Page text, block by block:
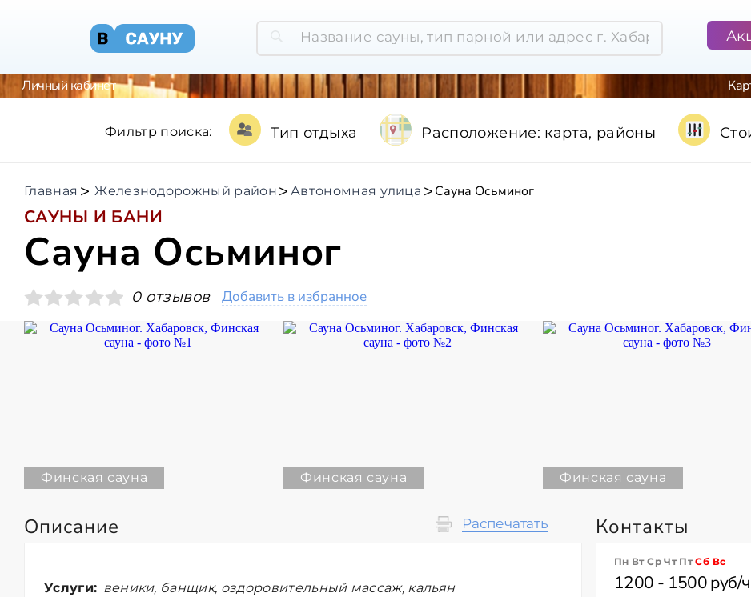
Личный кабинет
Фильтр поиска: Тип отдыха Расположение: карта, районы
Главная Железнодорожный район Автономная улица Сауна Осьминог
САУНЫ И БАНИ
Сауна Осьминог
0 отзывов Добавить в избранное
Финская сауна Финская сауна Финская сауна
Описание Распечатать
Услуги: веники, банщик, оздоровительный массаж, кальян
Контакты
Пн Вт Ср Чт ПтСб Вс
1200 - 1500 руб/